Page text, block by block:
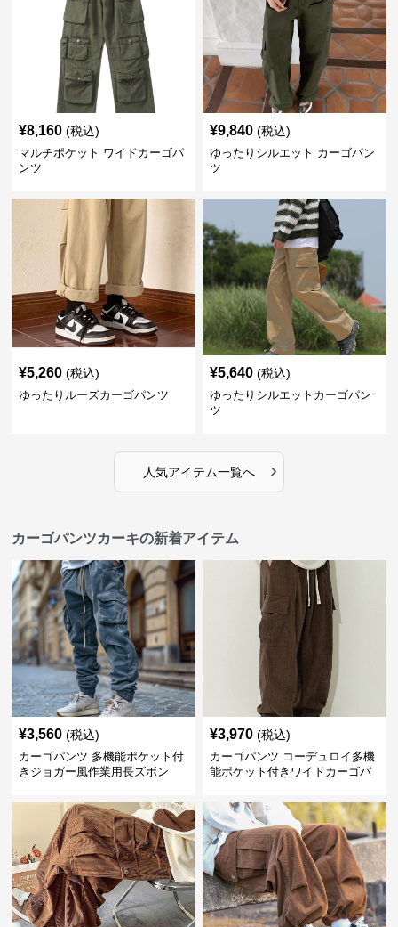
¥8,160 (税込)
マルチポケット ワイドカーゴパ
ンツ
¥9,840 (税込)
ゆったりシルエット カーゴパン
ツ
¥5,260 (税込)
ゆったりルーズカーゴパンツ
¥5,640 (税込)
ゆったりシルエットカーゴパン
ツ
人気アイテム一覧へ ›
カーゴパンツカーキの新着アイテム
¥3,560 (税込)
カーゴパンツ 多機能ポケット付
きジョガー風作業用長ズボン
¥3,970 (税込)
カーゴパンツ コーデュロイ多機
能ポケット付きワイドカーゴパ